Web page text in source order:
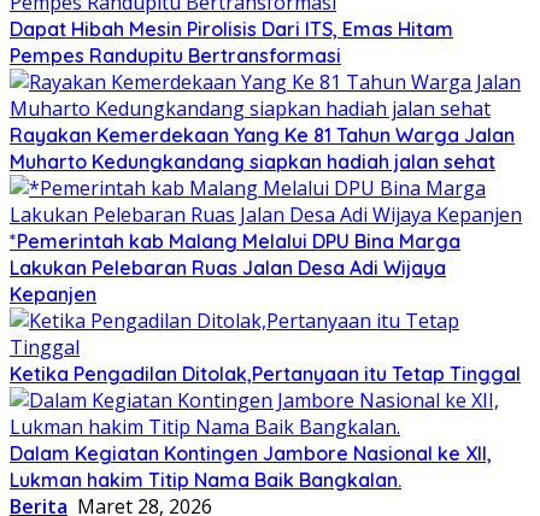
Dapat Hibah Mesin Pirolisis Dari ITS, Emas Hitam
Pempes Randupitu Bertransformasi
Rayakan Kemerdekaan Yang Ke 81 Tahun Warga Jalan
Muharto Kedungkandang siapkan hadiah jalan sehat
*Pemerintah kab Malang Melalui DPU Bina Marga
Lakukan Pelebaran Ruas Jalan Desa Adi Wijaya
Kepanjen
Ketika Pengadilan Ditolak,Pertanyaan itu Tetap Tinggal
Dalam Kegiatan Kontingen Jambore Nasional ke XII,
Lukman hakim Titip Nama Baik Bangkalan.
Berita Maret 28, 2026